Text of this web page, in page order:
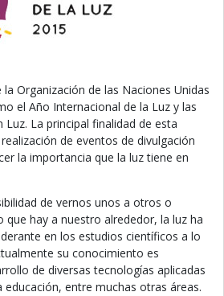
Organización de las Naciones Unidas
el Año Internacional de la Luz y las
Luz. La principal finalidad de esta
de eventos de divulgación
la importancia que la luz tiene en
de vernos unos a otros o
que hay a nuestro alrededor, la luz ha
en los estudios científicos a lo
su conocimiento es
de diversas tecnologías aplicadas
educación, entre muchas otras áreas.